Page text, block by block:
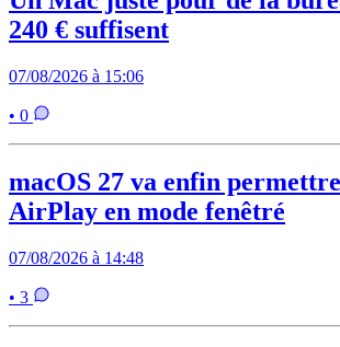
240 € suffisent
07/08/2026 à 15:06
• 0
macOS 27 va enfin
AirPlay en mode fenêtré
07/08/2026 à 14:48
• 3